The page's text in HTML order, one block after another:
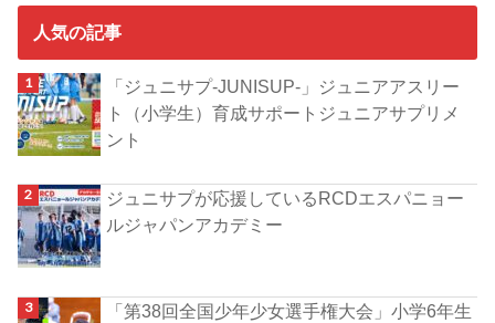
人気の記事
「ジュニサプ-JUNISUP-」ジュニアアスリー
ト（小学生）育成サポートジュニアサプリメ
ント
ジュニサプが応援しているRCDエスパニョー
ルジャパンアカデミー
「第38回全国少年少女選手権大会」小学6年生